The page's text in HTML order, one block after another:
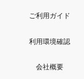
ご利用ガイド
利用環境確認
会社概要